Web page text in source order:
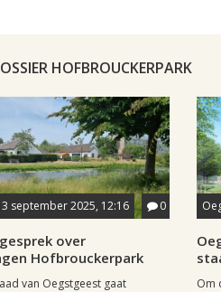
HOFBROUCKERPARK
september 2025, 12:16 0
over
Hofbrouckerpark
van Oegstgeest gaat Om